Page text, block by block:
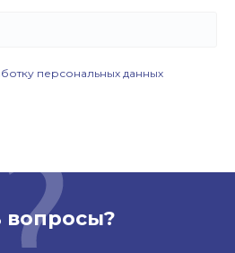
персональных данных
вопросы?